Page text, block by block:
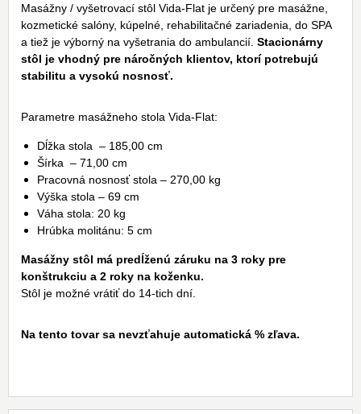
Masážny / vyšetrovací stôl Vida-Flat je určený pre masážne,
kozmetické salóny, kúpelné, rehabilitačné zariadenia, do SPA
a tiež je výborný na vyšetrania do ambulancií. Stacionárny
stôl je vhodný pre náročných klientov, ktorí potrebujú
stabilitu a vysokú nosnosť.
Parametre masážneho stola Vida-Flat:
Dĺžka stola – 185,00 cm
Šírka – 71,00 cm
Pracovná nosnosť stola – 270,00 kg
Výška stola – 69 cm
Váha stola: 20 kg
Hrúbka molitánu: 5 cm
Masážny stôl má predĺženú záruku na 3 roky pre
konštrukciu a 2 roky na koženku.
Stôl je možné vrátiť do 14-tich dní.
Na tento tovar sa nevzťahuje automatická % zľava.